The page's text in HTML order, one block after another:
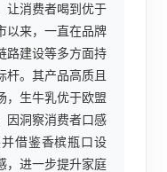
让消费者喝到优于
以来，一直在品牌
路建设等多方面持
杆。其产品高质且
，生牛乳优于欧盟
因洞察消费者口感
借鉴香槟瓶口设
，进一步提升家庭